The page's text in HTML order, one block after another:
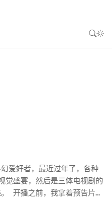
爱好者，最近过年了，各种
觉盛宴，然后是三体电视剧的
开播之前，我拿着预告片去